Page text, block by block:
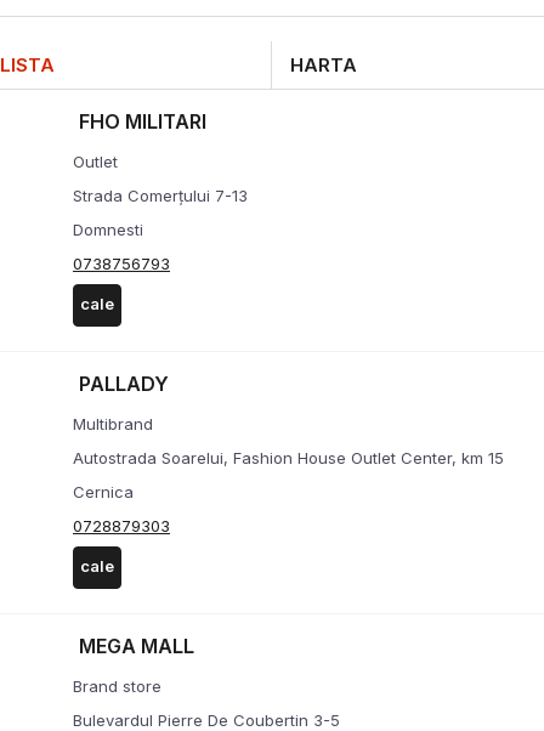
LISTA HARTA
FHO MILITARI
Outlet
Strada Comerțului 7-13
Domnesti
0738756793
cale
PALLADY
Multibrand
Autostrada Soarelui, Fashion House Outlet Center, km 15
Cernica
0728879303
cale
MEGA MALL
Brand store
Bulevardul Pierre De Coubertin 3-5